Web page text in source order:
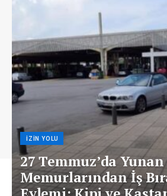
İZIN YOLU
27 Temmuz’da
Memurlarından İş